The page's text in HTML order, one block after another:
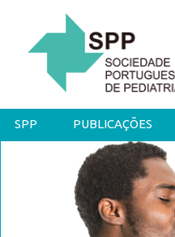
SPP PUBLICAÇÕES